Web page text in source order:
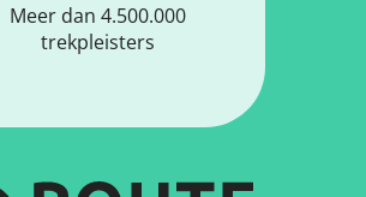
Meer dan 4.500.000
trekpleisters